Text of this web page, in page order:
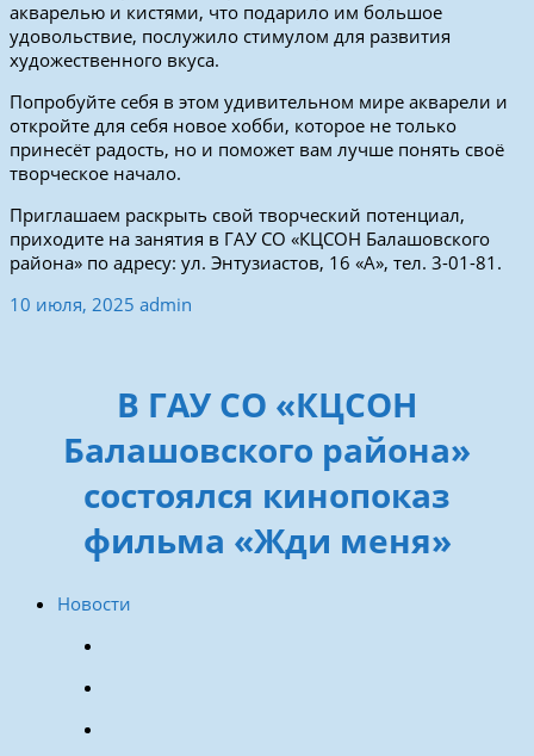
акварелью и кистями, что подарило им большое
удовольствие, послужило стимулом для развития
художественного вкуса.
Попробуйте себя в этом удивительном мире акварели и
откройте для себя новое хобби, которое не только
принесёт радость, но и поможет вам лучше понять своё
творческое начало.
Приглашаем раскрыть свой творческий потенциал,
приходите на занятия в ГАУ СО «КЦСОН Балашовского
района» по адресу: ул. Энтузиастов, 16 «А», тел. 3-01-81.
10 июля, 2025 admin
В ГАУ СО «КЦСОН
Балашовского района»
состоялся кинопоказ
фильма «Жди меня»
Новости